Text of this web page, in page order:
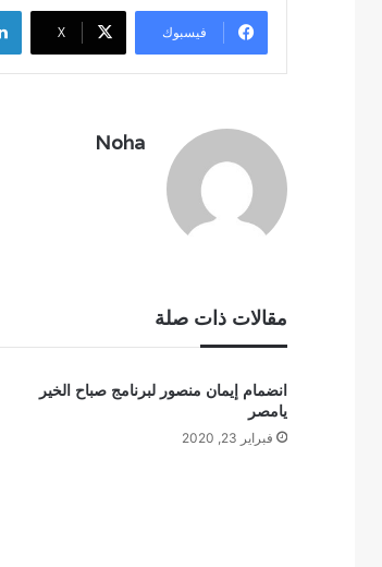
فيسبوك ‫X
Noha
مقالات ذات صلة
انضمام إيمان منصور لبرنامج صباح الخير
يامصر
فبراير 23, 2020